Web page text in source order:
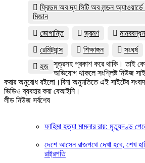
ফ্রিডম অব দ্য সিটি অব লন্ডন
মিজান
ভোগান্তি
ভ্রমণ মানববন্ধন
রেমিট্যান্স
শিক্ষাঙ্গন সংঘর্ষ
হজ সূত্রসহ প্রকাশ করে থাকি। তাই
অভিযোগ থাকলে সংশ্লিষ্ট নিউজ
করার অনুরোধ রইলো।বিনা অনুমতিতে এই সাইটের
ভিডিও ব্যবহার করা বেআইনি।
লীড নিউজ সর্বশেষ
ফাহিমা হত্যা মামলার রায়: মৃত্যুদণ্ড
দেশে আসেন রাজপথে দেখা হবে, শেখ
রাষ্ট্রপতি